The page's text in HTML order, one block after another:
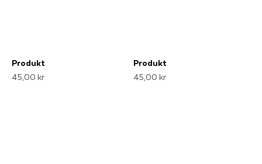
Produkt
45,00 kr
Produkt
45,00 kr